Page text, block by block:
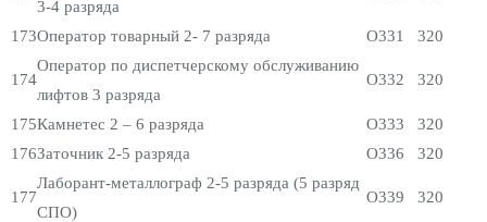
3-4 разряда
173Оператор товарный 2- 7 разряда О331 320
174
Оператор по диспетчерскому обслуживанию
лифтов 3 разряда
О332 320
175Камнетес 2 – 6 разряда О333
320
176Заточник 2-5 разряда О336 320
177
Лаборант-металлограф 2-5 разряда (5 разряд
СПО)
О339 320